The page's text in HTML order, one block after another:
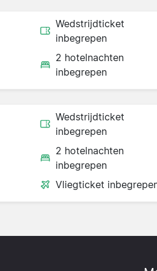
Wedstrijdticket
inbegrepen
2 hotelnachten
inbegrepen
Wedstrijdticket
inbegrepen
2 hotelnachten
inbegrepen
Vliegticket